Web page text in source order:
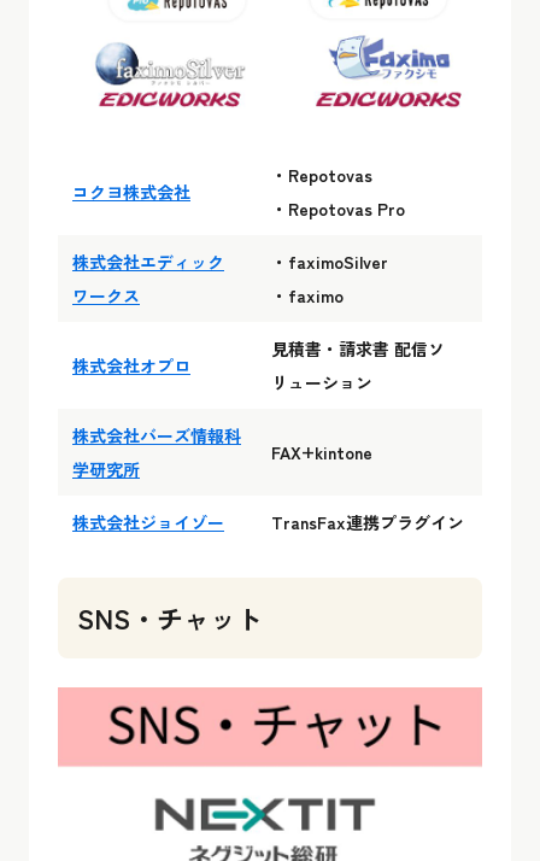
コクヨ株式会社
・Repotovas
・Repotovas Pro
株式会社エディック
ワークス
・faximoSilver
・faximo
株式会社オプロ
見積書・請求書 配信ソ
リューション
株式会社バーズ情報科
学研究所
FAX+kintone
株式会社ジョイゾー TransFax連携プラグイン
SNS・チャット